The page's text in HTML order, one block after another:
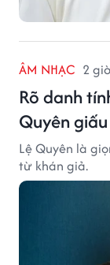
ÂM NHẠC 2
Rõ danh
Quyên
Lệ Quyên là
từ khán giả.